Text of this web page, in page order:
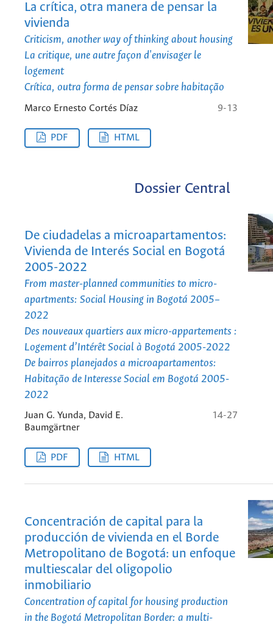
La crítica, otra manera de pensar la
vivienda
Criticism, another way of thinking about housing
La critique, une autre façon d'envisager le
logement
Crítica, outra forma de pensar sobre habitação
Marco Ernesto Cortés Díaz 9-13
PDF HTML
Dossier Central
De ciudadelas a microapartamentos:
Vivienda de Interés Social en Bogotá
2005-2022
From master-planned communities to micro-
apartments: Social Housing in Bogotá 2005–
2022
Des nouveaux quartiers aux micro-appartements :
Logement d’Intérêt Social à Bogotá 2005-2022
De bairros planejados a microapartamentos:
Habitação de Interesse Social em Bogotá 2005-
2022
Juan G. Yunda, David E.
Baumgärtner
14-27
PDF HTML
Concentración de capital para la
producción de vivienda en el Borde
Metropolitano de Bogotá: un enfoque
multiescalar del oligopolio
inmobiliario
Concentration of capital for housing production
in the Bogotá Metropolitan Border: a multi-